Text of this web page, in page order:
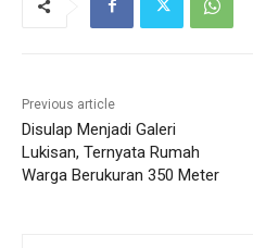
Previous article
Disulap Menjadi Galeri
Lukisan, Ternyata Rumah
Warga Berukuran 350 Meter